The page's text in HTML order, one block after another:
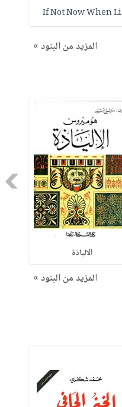
If Not Now When Li
المزيد من البنود »
الالياذة
المزيد من البنود »